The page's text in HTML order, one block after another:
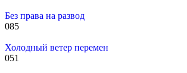
Без права на развод
085
Холодный ветер перемен
051